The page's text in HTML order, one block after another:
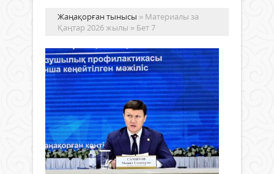
Жаңақорған тынысы » Материалы за
Қаңтар 2026 жылы » Бет 7
Жаңалықтар
24 қаңтар
2026 ж.
297
Толығырақ